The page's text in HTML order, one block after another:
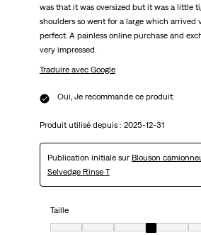
was that it was oversized but it was a little
shoulders so went for a large which arrived
perfect. A painless online purchase and
very impressed.
Traduire avec Google
Oui, Je recommande ce produit.
Produit utilisé depuis : 2025-12-31
Publication initiale sur Blouson
Selvedge Rinse T
Taille
Taille, 4 sur 7, où 1 est égal à Très petit et